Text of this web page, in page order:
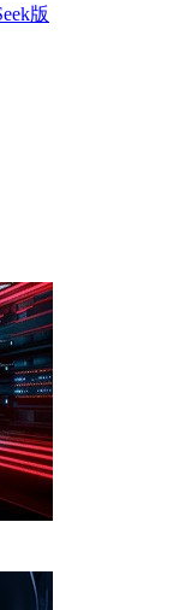
版